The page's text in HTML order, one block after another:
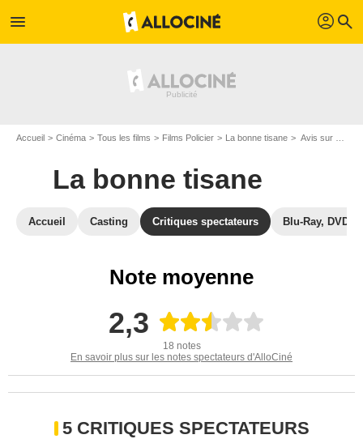
menu profil search
Accueil Cinéma Tous les films Films Policier La bonne tisane Avis sur La bonne tisane
La bonne tisane
Accueil Casting Critiques spectateurs Blu-Ray, DVD
Note moyenne
2,3
18 notes
En savoir plus sur les notes spectateurs d'AlloCiné
5 CRITIQUES SPECTATEURS